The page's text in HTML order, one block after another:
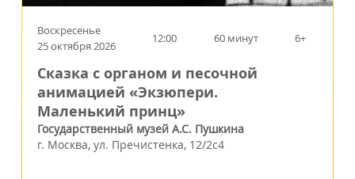
Воскресенье
25 октября 2026
12:00 60 минут 6+
Сказка с органом и песочной
анимацией «Экзюпери.
Маленький принц»
Государственный музей А.С. Пушкина
г. Москва, ул. Пречистенка, 12/2c4